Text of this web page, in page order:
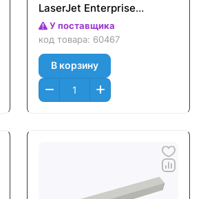
LaserJet Enterprise
M651n/MFP M680dn (CET),
CET511001U
У поставщика
код товара: 60467
В корзину